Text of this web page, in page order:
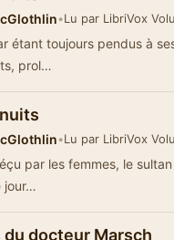
•Lu par LibriVox
étant toujours pendus à
prol…
•Lu par LibriVox
par les femmes, le
jour…
docteur Marsch